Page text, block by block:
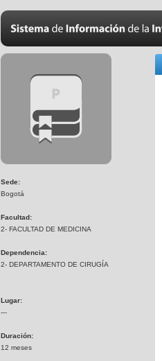
Sede:
Bogotá
Facultad:
2- FACULTAD DE MEDICINA
Dependencia:
2- DEPARTAMENTO DE CIRUGÍA
Lugar:
---
Duración:
12 meses